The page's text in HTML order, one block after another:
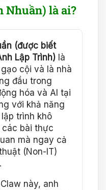
Nhuần) là ai?
(được biết
Lập Trình) là
cội và là nhà
đầu trong
hóa và AI tại
với khả năng
trình khô
các bài thực
mà ngay cả
(Non-IT)
này, anh